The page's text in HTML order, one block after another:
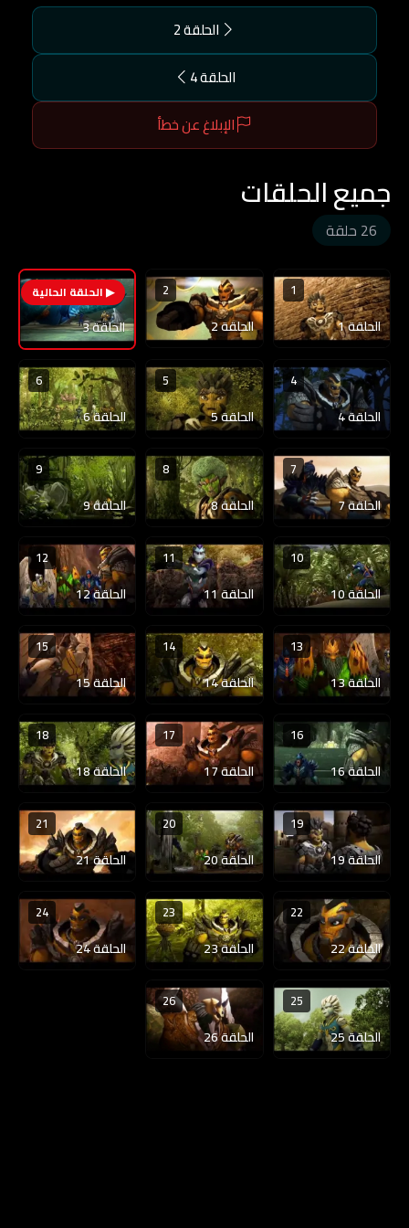
الحلقة 2
الحلقة 4
الإبلاغ عن خطأ
جميع الحلقات
26 حلقة
1
الحلقة 1
2
الحلقة 2
3
الحلقة 3
4
الحلقة 4
5
الحلقة 5
6
الحلقة 6
7
الحلقة 7
8
الحلقة 8
9
الحلقة 9
10
الحلقة 10
11
الحلقة 11
12
الحلقة 12
13
الحلقة 13
14
الحلقة 14
15
الحلقة 15
16
الحلقة 16
17
الحلقة 17
18
الحلقة 18
19
الحلقة 19
20
الحلقة 20
21
الحلقة 21
22
الحلقة 22
23
الحلقة 23
24
الحلقة 24
25
الحلقة 25
26
الحلقة 26